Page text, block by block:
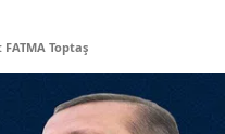
FATMA Toptaş